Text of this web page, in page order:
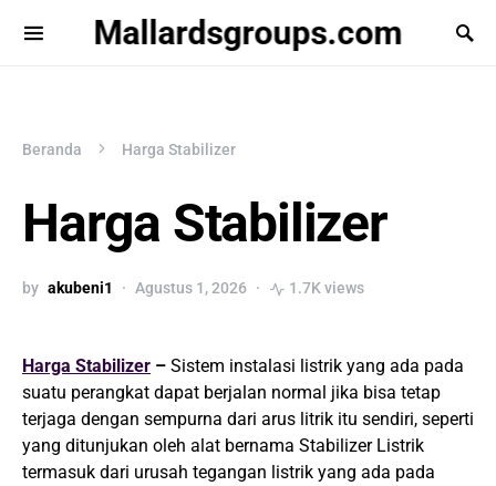
Mallardsgroups.com
Beranda Harga Stabilizer
Harga Stabilizer
by akubeni1 Agustus 1, 2026 1.7K views
Harga Stabilizer – Sistem instalasi listrik yang ada pada
suatu perangkat dapat berjalan normal jika bisa tetap
terjaga dengan sempurna dari arus litrik itu sendiri, seperti
yang ditunjukan oleh alat bernama Stabilizer Listrik
termasuk dari urusah tegangan listrik yang ada pada